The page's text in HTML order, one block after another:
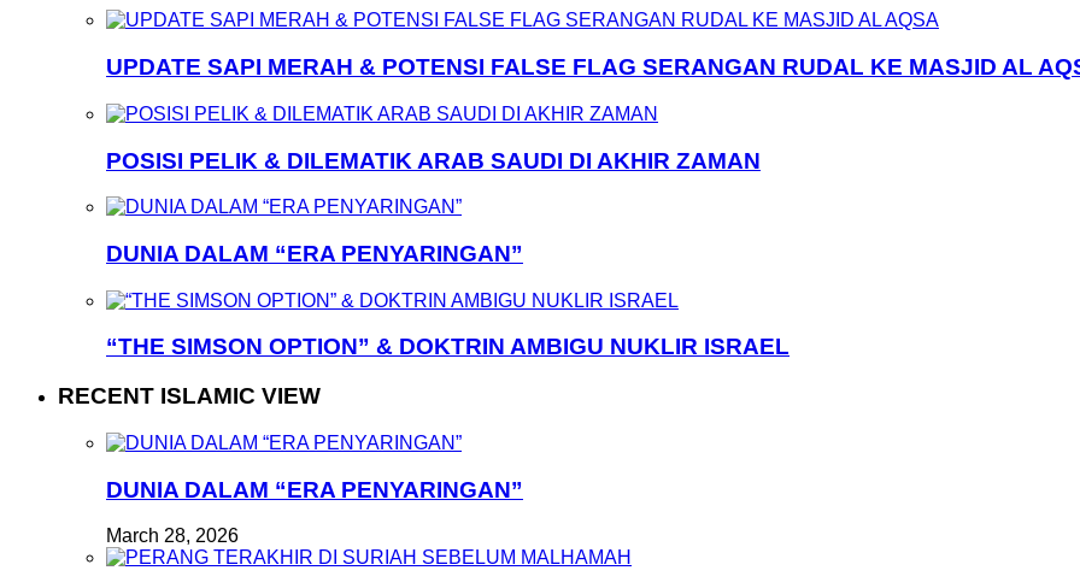
UPDATE SAPI MERAH & POTENSI FALSE FLAG SERANGAN RUDAL KE MASJID AL
POSISI PELIK & DILEMATIK ARAB SAUDI DI AKHIR ZAMAN
DUNIA DALAM “ERA PENYARINGAN”
“THE SIMSON OPTION” & DOKTRIN AMBIGU NUKLIR ISRAEL
RECENT ISLAMIC VIEW
DUNIA DALAM “ERA PENYARINGAN”
March 28, 2026